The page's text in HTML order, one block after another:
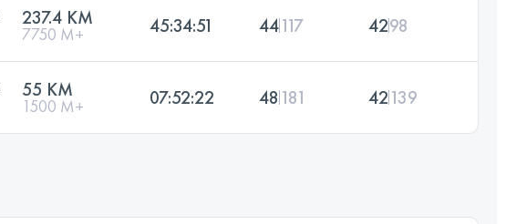
237.4 KM
7750 M+ 45:34:51 44117 4298
55 KM
1500 M+ 07:52:22 48 181 42139